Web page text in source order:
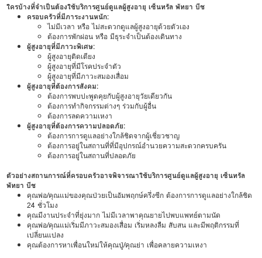
ใครบ้างที่จำเป็นต้องใช้บริการศูนย์ดูแลผู้สูงอายุ เซ็นทรัล พัทยา บีช
ครอบครัวที่มีภาระงานหนัก:
ไม่มีเวลา หรือ ไม่สะดวกดูแลผู้สูงอายุด้วยตัวเอง
ต้องการพักผ่อน หรือ มีธุระจำเป็นต้องเดินทาง
ผู้สูงอายุที่มีภาวะพิเศษ:
ผู้สูงอายุติดเตียง
ผู้สูงอายุที่มีโรคประจำตัว
ผู้สูงอายุที่มีภาวะสมองเสื่อม
ผู้สูงอายุที่ต้องการสังคม:
ต้องการพบปะพูดคุยกับผู้สูงอายุวัยเดียวกัน
ต้องการทำกิจกรรมต่างๆ ร่วมกับผู้อื่น
ต้องการลดความเหงา
ผู้สูงอายุที่ต้องการความปลอดภัย:
ต้องการการดูแลอย่างใกล้ชิดจากผู้เชี่ยวชาญ
ต้องการอยู่ในสถานที่ที่มีอุปกรณ์อำนวยความสะดวกครบครัน
ต้องการอยู่ในสถานที่ปลอดภัย
ตัวอย่างสถานการณ์ที่ครอบครัวอาจพิจารณาใช้บริการศูนย์ดูแลผู้สูงอายุ เซ็นทรัล
พัทยา บีช
คุณพ่อ/คุณแม่ของคุณป่วยเป็นอัมพฤกษ์ครึ่งซีก ต้องการการดูแลอย่างใกล้ชิด
24 ชั่วโมง
คุณมีงานประจำที่ยุ่งมาก ไม่มีเวลาพาคุณยายไปพบแพทย์ตามนัด
คุณพ่อ/คุณแม่เริ่มมีภาวะสมองเสื่อม เริ่มหลงลืม สับสน และมีพฤติกรรมที่
เปลี่ยนแปลง
คุณต้องการหาเพื่อนใหม่ให้คุณปู่/คุณย่า เพื่อคลายความเหงา